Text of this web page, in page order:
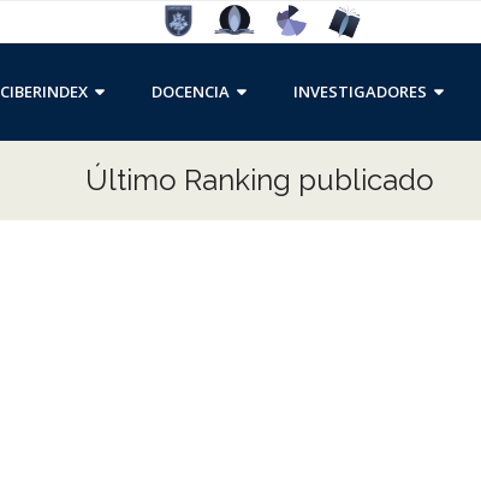
CIBERINDEX DOCENCIA INVESTIGADORES
Último Ranking publicado